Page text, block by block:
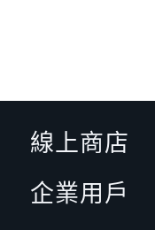
線上商店
企業用戶